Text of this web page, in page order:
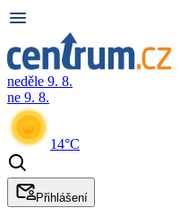
neděle 9. 8.
ne 9. 8.
14°C
Přihlášení